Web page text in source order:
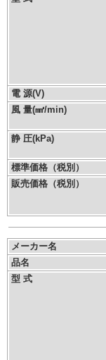
電 源(V)
風 量(㎣/min)
静 圧(kPa)
標準価格（税別）
販売価格（税別）
メーカー名
品名
型 式